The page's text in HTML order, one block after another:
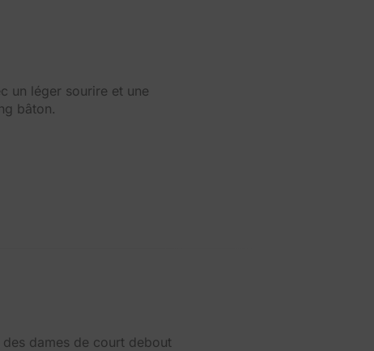
un léger sourire et une
bâton.
dames de court debout